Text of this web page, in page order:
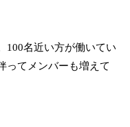
100名近い方が働いてい
ってメンバーも増えて